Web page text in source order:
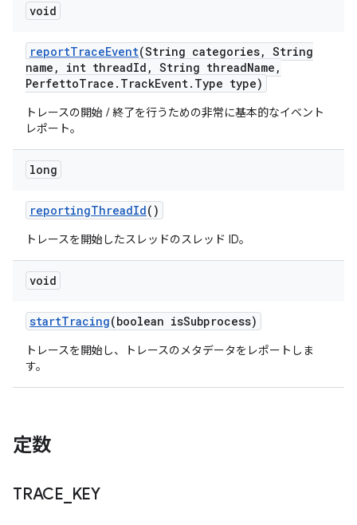
void
reportTraceEvent(String categories, String
name , int threadId , String threadName ,
PerfettoTrace . TrackEvent. Type type)
トレースの開始 / 終了を行うための非常に基本的なイベント
レポート。
long
reportingThreadId()
トレースを開始したスレッドのスレッド ID。
void
startTracing(boolean isSubprocess)
トレースを開始し、トレースのメタデータをレポートしま
す。
定数
TRACE KEY